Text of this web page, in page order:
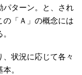
パターン。と、され
の「Ａ」の概念には
、状況に応じて各々
。